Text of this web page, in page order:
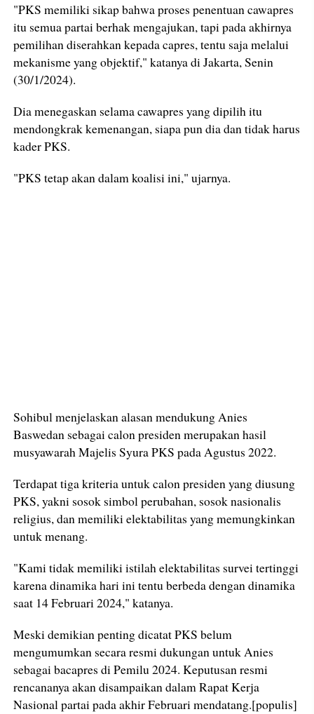
"PKS memiliki sikap bahwa proses penentuan cawapres
itu semua partai berhak mengajukan, tapi pada akhirnya
pemilihan diserahkan kepada capres, tentu saja melalui
mekanisme yang objektif," katanya di Jakarta, Senin
(30/1/2024).
Dia menegaskan selama cawapres yang dipilih itu
mendongkrak kemenangan, siapa pun dia dan tidak harus
kader PKS.
"PKS tetap akan dalam koalisi ini," ujarnya.
Sohibul menjelaskan alasan mendukung Anies
Baswedan sebagai calon presiden merupakan hasil
musyawarah Majelis Syura PKS pada Agustus 2022.
Terdapat tiga kriteria untuk calon presiden yang diusung
PKS, yakni sosok simbol perubahan, sosok nasionalis
religius, dan memiliki elektabilitas yang memungkinkan
untuk menang.
"Kami tidak memiliki istilah elektabilitas survei tertinggi
karena dinamika hari ini tentu berbeda dengan dinamika
saat 14 Februari 2024," katanya.
Meski demikian penting dicatat PKS belum
mengumumkan secara resmi dukungan untuk Anies
sebagai bacapres di Pemilu 2024. Keputusan resmi
rencananya akan disampaikan dalam Rapat Kerja
Nasional partai pada akhir Februari mendatang.[populis]